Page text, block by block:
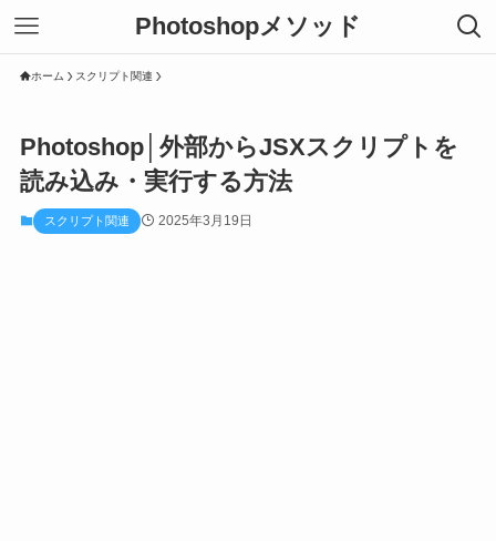
Photoshopメソッド
ホーム スクリプト関連
Photoshop│外部からJSXスクリプトを
読み込み・実行する方法
スクリプト関連 2025年3月19日